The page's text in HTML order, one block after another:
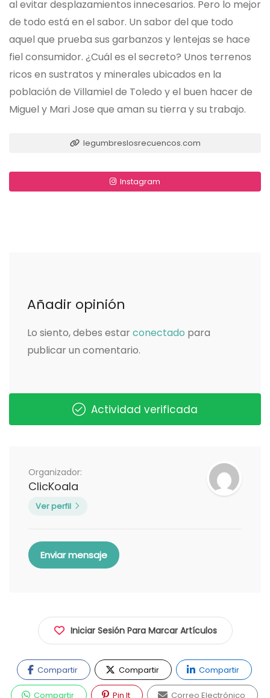
al evitar desplazamientos innecesarios. Pero lo mejor
de todo está en el sabor. Un sabor del que todo
aquel que prueba sus garbanzos y lentejas se hace
fiel consumidor. ¿Cuál es el secreto? Unos terrenos
ricos en sustratos y minerales ubicados en la
población de Villamiel de Toledo y el buen hacer de
Miguel y Mari Jose que aman su tierra y su trabajo.
legumbreslosrecuencos.com
Instagram
Añadir opinión
Lo siento, debes estar conectado para
publicar un comentario.
Actividad verificada
Organizador:
ClicKoala
Ver perfil
Enviar mensaje
Iniciar Sesión Para Marcar Artículos
Compartir Compartir Compartir
Compartir Pin It Correo Electrónico